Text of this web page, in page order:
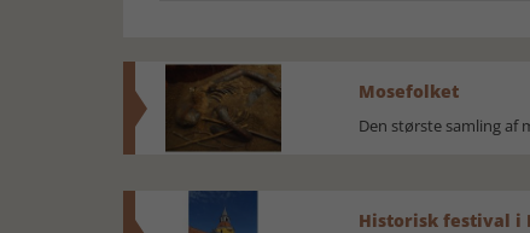
Mosefolket
Den største samling af
Historisk festival i